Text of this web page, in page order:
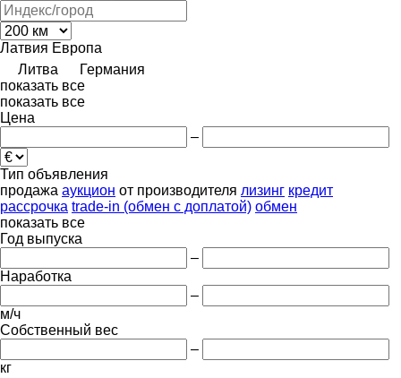
Латвия Европа
Литва
Германия
показать все
показать все
Цена
–
Тип объявления
продажа аукцион от производителя лизинг кредит
рассрочка trade-in (обмен с доплатой) обмен
показать все
Год выпуска
–
Наработка
–
м/ч
Собственный вес
–
кг